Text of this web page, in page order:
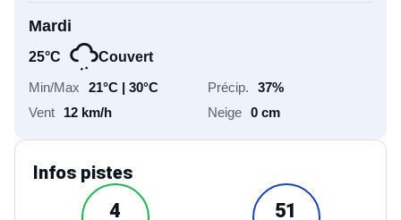
Mardi
25°C
Couvert
21°C | 30°C
37%
12 km/h
0 cm
Infos pistes
4 51